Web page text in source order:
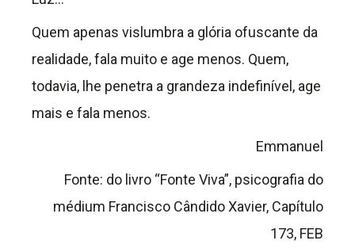
Quem apenas vislumbra a glória ofuscante da
realidade, fala muito e age menos. Quem,
todavia, lhe penetra a grandeza indefinível, age
mais e fala menos.
Emmanuel
Fonte: do livro “Fonte Viva”, psicografia do
médium Francisco Cândido Xavier, Capítulo
173, FEB